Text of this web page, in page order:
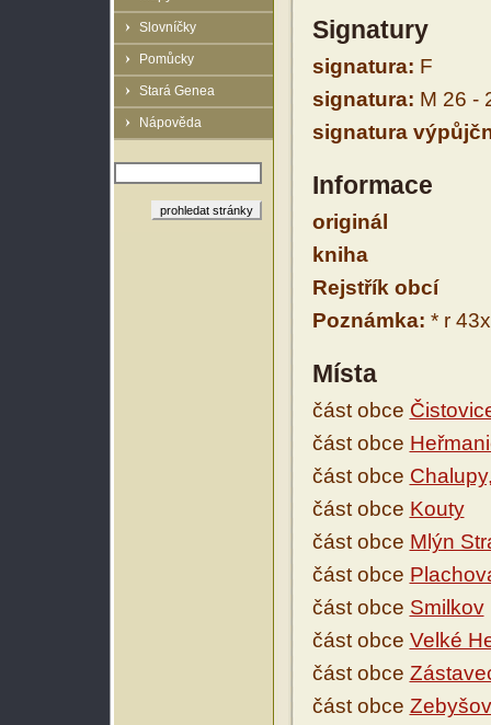
Slovníčky
Pomůcky
Stará Genea
Nápověda
Signatury
signatura: F
signatura: M 26 -
signatura
Informace
originál
kniha
Rejstřík obcí
Poznámka: * r
Místa
část obce
část obce
část obce
část obce Kouty
část obce Mlýn
část obce
část obce Smilkov
část obce Velké
část obce
část obce